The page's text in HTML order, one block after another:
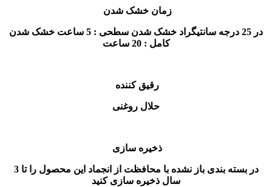
زمان خشک شدن
در 25 درجه سانتيگراد خشک شدن سطحی : 5 ساعت خشک شدن
کامل : 20 ساعت
رقیق کننده
حلال روغنی
ذخیره سازی
در بسته بندی باز نشده با محافظت از انجماد این محصول را تا 3
سال ذخیره سازی کنید